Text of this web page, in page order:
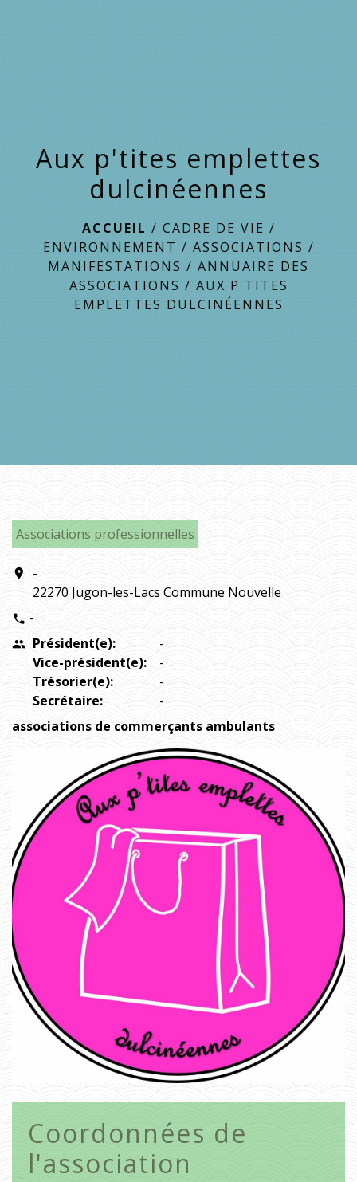
Aux p'tites emplettes
dulcinéennes
ACCUEIL / CADRE DE VIE /
ENVIRONNEMENT / ASSOCIATIONS /
MANIFESTATIONS / ANNUAIRE DES
ASSOCIATIONS / AUX P'TITES
EMPLETTES DULCINÉENNES
Associations professionnelles
location_on
-
22270 Jugon-les-Lacs Commune Nouvelle
phone -
people Président(e):
Vice-président(e):
Trésorier(e):
Secrétaire:
-
-
-
-
associations de commerçants ambulants
Coordonnées de
l'association